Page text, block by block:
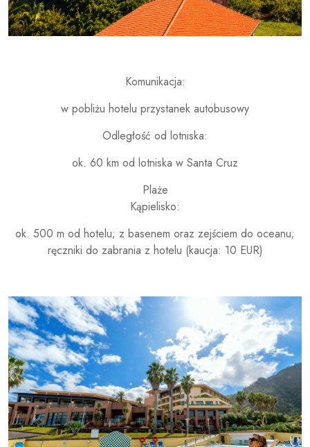
Komunikacja:
w pobliżu hotelu przystanek autobusowy
Odległość od lotniska:
ok. 60 km od lotniska w Santa Cruz
Plaże
Kąpielisko:
ok. 500 m od hotelu; z basenem oraz zejściem do oceanu;
ręczniki do zabrania z hotelu (kaucja: 10 EUR)